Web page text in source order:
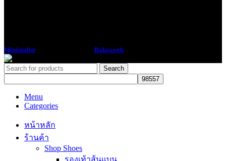
Minimalist Bakeaweb
Search
Menu
Categories
หน้าหลัก
ร้านค้า
Shop Shoes
รองเท้าส้นแบน